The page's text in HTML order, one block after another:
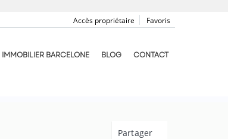
Favoris
Accès propriétaire
IMMOBILIER BARCELONE BLOG CONTACT
Partager